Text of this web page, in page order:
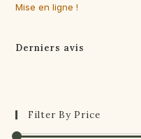
Mise en ligne !
Derniers avis
Filter By Price